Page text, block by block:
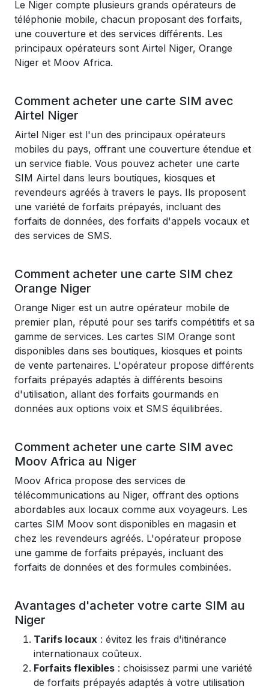
Le Niger compte plusieurs grands opérateurs de
téléphonie mobile, chacun proposant des forfaits,
une couverture et des services différents. Les
principaux opérateurs sont Airtel Niger, Orange
Niger et Moov Africa.
Comment acheter une carte SIM avec
Airtel Niger
Airtel Niger est l'un des principaux opérateurs
mobiles du pays, offrant une couverture étendue et
un service fiable. Vous pouvez acheter une carte
SIM Airtel dans leurs boutiques, kiosques et
revendeurs agréés à travers le pays. Ils proposent
une variété de forfaits prépayés, incluant des
forfaits de données, des forfaits d'appels vocaux et
des services de SMS.
Comment acheter une carte SIM chez
Orange Niger
Orange Niger est un autre opérateur mobile de
premier plan, réputé pour ses tarifs compétitifs et sa
gamme de services. Les cartes SIM Orange sont
disponibles dans ses boutiques, kiosques et points
de vente partenaires. L'opérateur propose différents
forfaits prépayés adaptés à différents besoins
d'utilisation, allant des forfaits gourmands en
données aux options voix et SMS équilibrées.
Comment acheter une carte SIM avec
Moov Africa au Niger
Moov Africa propose des services de
télécommunications au Niger, offrant des options
abordables aux locaux comme aux voyageurs. Les
cartes SIM Moov sont disponibles en magasin et
chez les revendeurs agréés. L'opérateur propose
une gamme de forfaits prépayés, incluant des
forfaits de données et des formules combinées.
Avantages d'acheter votre carte SIM au
Niger
Tarifs locaux : évitez les frais d'itinérance
internationaux coûteux.
Forfaits flexibles : choisissez parmi une variété
de forfaits prépayés adaptés à votre utilisation